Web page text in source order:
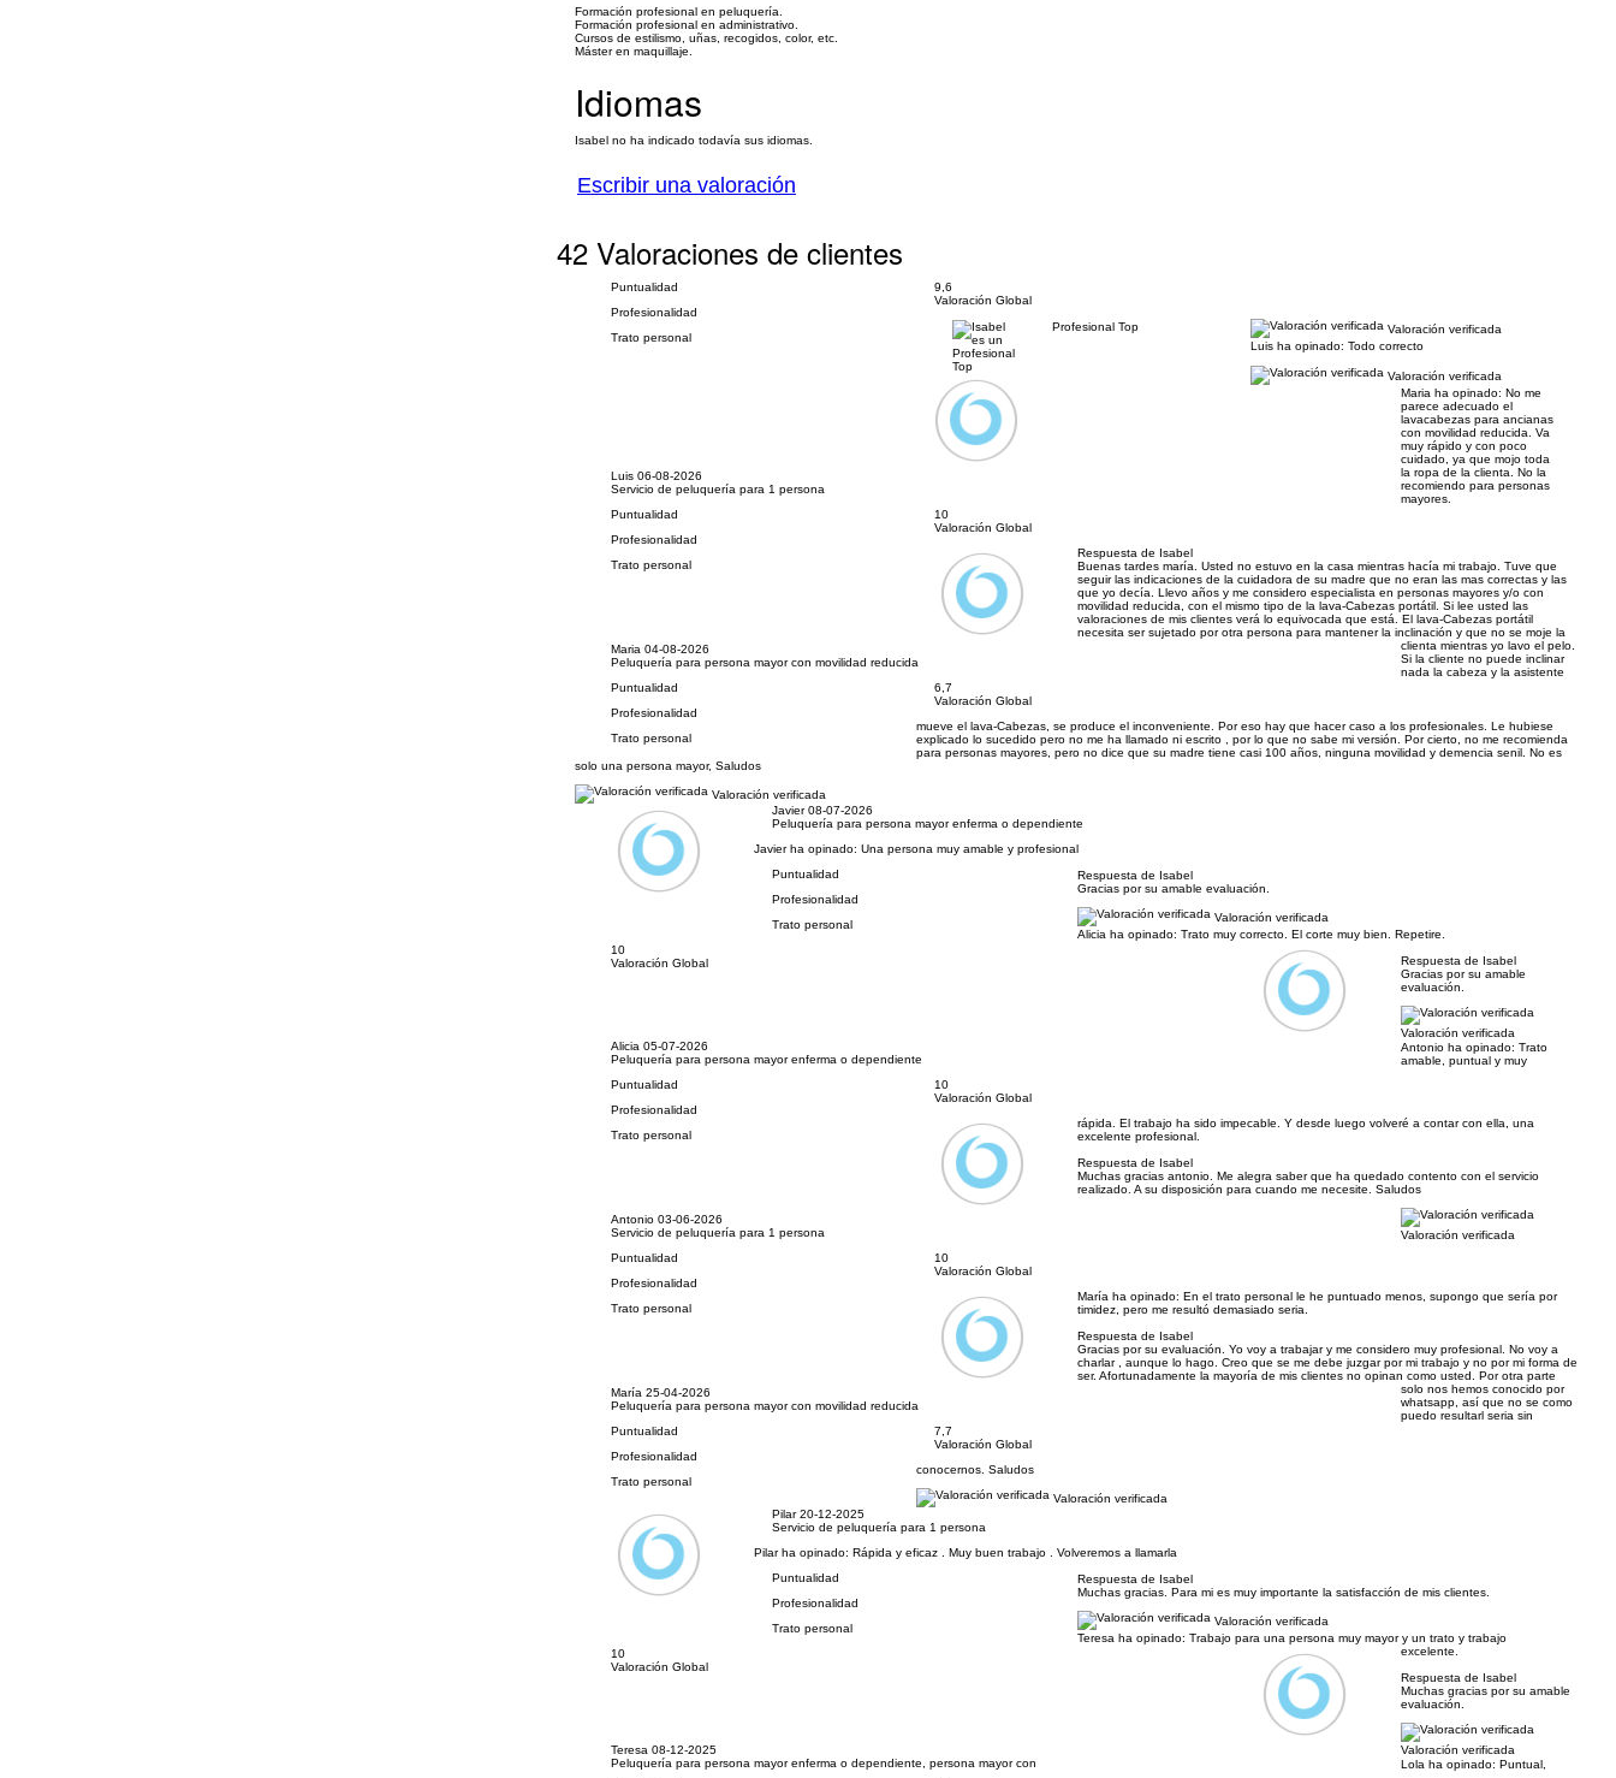
Formación profesional en peluquería.
Formación profesional en administrativo.
Cursos de estilismo, uñas, recogidos, color, etc.
Máster en maquillaje.
Idiomas
Isabel no ha indicado todavía sus idiomas.
Escribir una valoración
42 Valoraciones de clientes
Puntualidad
Profesionalidad
Trato personal
9,6
Valoración Global
Profesional Top
Valoración verificada
Luis 06-08-2026
Servicio de peluquería para 1 persona
Luis ha opinado:Todo correcto
Puntualidad
Profesionalidad
Trato personal
10
Valoración Global
Valoración verificada
Maria 04-08-2026
Peluquería para persona mayor con movilidad reducida
Maria ha opinado: No me
parece adecuado el
lavacabezas para ancianas
con movilidad reducida. Va
muy rápido y con poco
cuidado, ya que mojo toda
la ropa de la clienta. No la
recomiendo para personas
mayores.
Puntualidad
Profesionalidad
Trato personal
6,7
Valoración Global
Respuesta de Isabel
Buenas tardes maría. Usted no estuvo en la casa mientras hacía mi trabajo. Tuve que
seguir las indicaciones de la cuidadora de su madre que no eran las mas correctas y las
que yo decía. Llevo años y me considero especialista en personas mayores y/o con
movilidad reducida, con el mismo tipo de la lava-Cabezas portátil. Si lee usted las
valoraciones de mis clientes verá lo equivocada que está. El lava-Cabezas portátil
necesita ser sujetado por otra persona para mantener la inclinación y que no se moje la
clienta mientras yo lavo el pelo.
Si la cliente no puede inclinar
nada la cabeza y la asistente
mueve el lava-Cabezas, se produce el inconveniente. Por eso hay que hacer caso a los profesionales. Le hubiese
explicado lo sucedido pero no me ha llamado ni escrito , por lo que no sabe mi versión. Por cierto, no me recomienda
para personas mayores, pero no dice que su madre tiene casi 100 años, ninguna movilidad y demencia senil. No es
solo una persona mayor, Saludos
Valoración verificada
Javier08-07-2026
Peluquería para persona mayor enferma o dependiente
Javier ha opinado:Una persona muy amable y profesional
Puntualidad
Profesionalidad
Trato personal
10
Valoración Global
Respuesta de Isabel
Gracias por su amable evaluación.
Valoración verificada
Alicia 05-07-2026
Peluquería para persona mayor enferma o dependiente
Alicia ha opinado: Trato muy correcto. El corte muy bien. Repetire.
Puntualidad
Profesionalidad
Trato personal
10
Valoración Global
Respuesta de Isabel
Gracias por su amable
evaluación.
Valoración verificada
Antonio 03-06-2026
Servicio de peluquería para 1 persona
Antonio ha opinado: Trato
amable, puntual y muy
rápida. El trabajo ha sido impecable. Y desde luego volveré a contar con ella, una
excelente profesional.
Puntualidad
Profesionalidad
Trato personal
10
Valoración Global
Respuesta de Isabel
Muchas gracias antonio. Me alegra saber que ha quedado contento con el servicio
realizado. A su disposición para cuando me necesite. Saludos
Valoración verificada
María 25-04-2026
Peluquería para persona mayor con movilidad reducida
María ha opinado: En el trato personal le he puntuado menos, supongo que sería por
timidez, pero me resultó demasiado seria.
Puntualidad
Profesionalidad
Trato personal
7,7
Valoración Global
Respuesta de Isabel
Gracias por su evaluación. Yo voy a trabajar y me considero muy profesional. No voy a
charlar , aunque lo hago. Creo que se me debe juzgar por mi trabajo y no por mi forma de
ser. Afortunadamente la mayoría de mis clientes no opinan como usted. Por otra parte
solo nos hemos conocido por
whatsapp, así que no se como
puedo resultarl seria sin
conocernos. Saludos
Valoración verificada
Pilar20-12-2025
Servicio de peluquería para 1 persona
Pilar ha opinado:Rápida y eficaz . Muy buen trabajo . Volveremos a llamarla
Puntualidad
Profesionalidad
Trato personal
10
Valoración Global
Respuesta de Isabel
Muchas gracias. Para mi es muy importante la satisfacción de mis clientes.
Valoración verificada
Teresa 08-12-2025
Peluquería para persona mayor enferma o dependiente, persona mayor con
Teresa ha opinado: Trabajo para una persona muy mayor y un trato y trabajo
excelente.
Respuesta de Isabel
Muchas gracias por su amable
evaluación.
Valoración verificada
Lola ha opinado: Puntual,